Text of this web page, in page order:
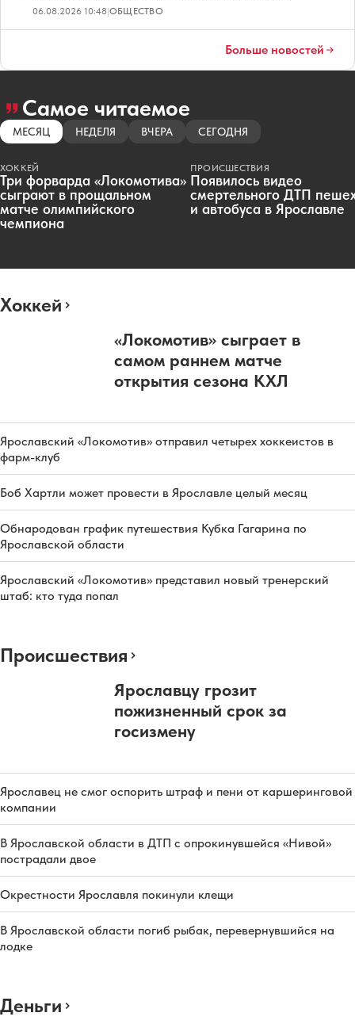
06.08.2026 10:48|ОБЩЕСТВО
Больше новостей
Самое читаемое
МЕСЯЦ НЕДЕЛЯ ВЧЕРА СЕГОДНЯ
ХОККЕЙ
Три форварда «Локомотива»
сыграют в прощальном
матче олимпийского
чемпиона
ПРОИСШЕСТВИЯ
Появилось видео
смертельного ДТП
и автобуса в Ярославле
Хоккей
«Локомотив» сыграет в
самом раннем матче
открытия сезона КХЛ
Ярославский «Локомотив» отправил четырех хоккеистов в
фарм-клуб
Боб Хартли может провести в Ярославле целый месяц
Обнародован график путешествия Кубка Гагарина по
Ярославской области
Ярославский «Локомотив» представил новый тренерский
штаб: кто туда попал
Происшествия
Ярославцу грозит
пожизненный срок за
госизмену
Ярославец не смог оспорить штраф и пени от каршеринговой
компании
В Ярославской области в ДТП с опрокинувшейся «Нивой»
пострадали двое
Окрестности Ярославля покинули клещи
В Ярославской области погиб рыбак, перевернувшийся на
лодке
Деньги